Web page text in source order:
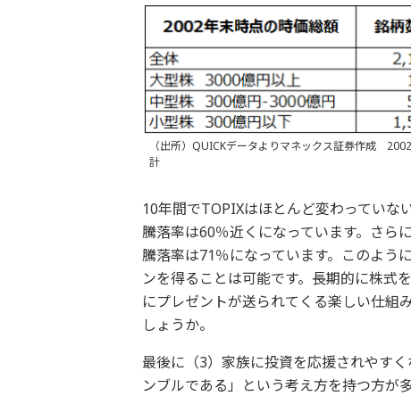
（出所）QUICKデータよりマネックス証券作成
計
10年間でTOPIXはほとんど変わっていな
騰落率は60％近くになっています。さら
騰落率は71％になっています。このよう
ンを得ることは可能です。長期的に株式
にプレゼントが送られてくる楽しい仕組
しょうか。
最後に（3）家族に投資を応援されやす
ンブルである」という考え方を持つ方が